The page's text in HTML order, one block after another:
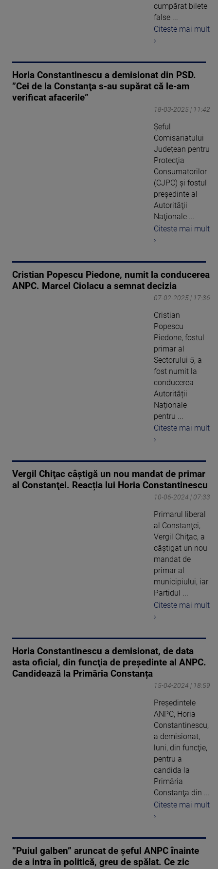
cumpărat bilete
false ...
Citeste mai mult
›
Horia Constantinescu a demisionat din PSD.
”Cei de la Constanţa s-au supărat că le-am
verificat afacerile”
18-03-2025 | 11:42
Şeful
Comisariatului
Judeţean pentru
Protecţia
Consumatorilor
(CJPC) şi fostul
preşedinte al
Autorităţii
Naţionale ...
Citeste mai mult
›
Cristian Popescu Piedone, numit la conducerea
ANPC. Marcel Ciolacu a semnat decizia
07-02-2025 | 17:36
Cristian
Popescu
Piedone, fostul
primar al
Sectorului 5, a
fost numit la
conducerea
Autorității
Naționale
pentru ...
Citeste mai mult
›
Vergil Chiţac câştigă un nou mandat de primar
al Constanţei. Reacția lui Horia Constantinescu
10-06-2024 | 07:33
Primarul liberal
al Constanţei,
Vergil Chiţac, a
câştigat un nou
mandat de
primar al
municipiului, iar
Partidul ...
Citeste mai mult
›
Horia Constantinescu a demisionat, de data
asta oficial, din funcţia de preşedinte al ANPC.
Candidează la Primăria Constanța
15-04-2024 | 18:59
Preşedintele
ANPC, Horia
Constantinescu,
a demisionat,
luni, din funcţie,
pentru a
candida la
Primăria
Constanţa din ...
Citeste mai mult
›
”Puiul galben” aruncat de șeful ANPC înainte
de a intra în politică, greu de spălat. Ce zic